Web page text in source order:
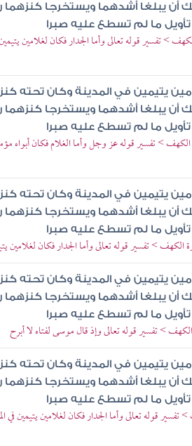
أن يبلغا أشدهما ويستخرجا
ما لم تسطع عليه صبرا
> تفسير قوله تعالى وأما الجدار فكان لغلامين
يتيمين في المدينة وكان تحته
أن يبلغا أشدهما ويستخرجا
ما لم تسطع عليه صبرا
> تفسير قوله عز وجل وأما الغلام فكان أبواه
يتيمين في المدينة وكان تحته
أن يبلغا أشدهما ويستخرجا
ما لم تسطع عليه صبرا
> تفسير قوله تعالى وأما الجدار فكان لغلامين
يتيمين في المدينة وكان تحته
أن يبلغا أشدهما ويستخرجا
ما لم تسطع عليه صبرا
> تفسير قوله تعالى وإذ قال موسى لفتاه لا أبرح
يتيمين في المدينة وكان تحته
أن يبلغا أشدهما ويستخرجا
ما لم تسطع عليه صبرا
قوله تعالى وأما الجدار فكان لغلامين يتيمين في